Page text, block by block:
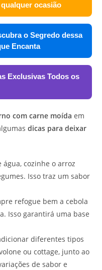
ocasião
o Segredo dessa
Encanta
Exclusivas Todos os
com carne moída em
dicas para deixar
água, cozinhe o arroz
Isso traz um sabor
refogue bem a cebola
Isso garantirá uma base
diferentes tipos
ou cottage, junto ao
de sabor e